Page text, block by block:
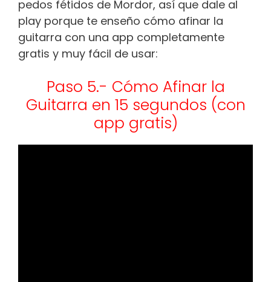
pedos fétidos de Mordor, así que dale al
play porque te enseño cómo afinar la
guitarra con una app completamente
gratis y muy fácil de usar:
Paso 5.- Cómo Afinar la
Guitarra en 15 segundos (con
app gratis)